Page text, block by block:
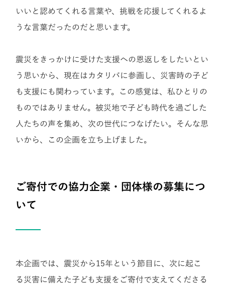
いいと認めてくれる言葉や、挑戦を応援してくれるよ
うな言葉だったのだと思います。
震災をきっかけに受けた支援への恩返しをしたいとい
う思いから、現在はカタリバに参画し、災害時の子ど
も支援にも関わっています。
この感覚は、私ひとりの
ものではありません。被災地で子ども時代を過ごした
人たちの声を集め、次の世代につなげたい。そんな思
いから、この企画を立ち上げました。
ご寄付での協力企業・団体様の募集につ
いて
本企画では、震災から15年という節目に、次に起こ
る災害に備えた子ども支援をご寄付で支えてくださる